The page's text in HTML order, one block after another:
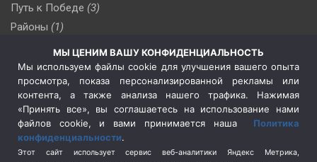
Путь к Победе (3)
Районы (1)
Сельское хозяйство (3)
Социальная политика
(3)
Спецоперация в Украине
Спецоперация на Украине
(404)
Спорт (740)
МЫ ЦЕНИМ ВАШУ КОНФИДЕНЦИАЛЬНОСТЬ
Мы используем файлы cookie для улучшения вашего опыта
просмотра, показа персонализированной рекламы или
контента, а также анализа нашего трафика. Нажимая
«Принять все», вы соглашаетесь на использование нами
файлов cookie, и вами принимается наша Политика
конфиденциальности.
Этот сайт использует сервис веб-аналитики Яндекс Метрика,